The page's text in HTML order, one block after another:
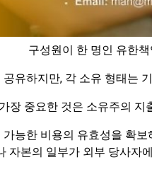
구성원이 한 명인 유한
유하지만, 각 소유 형태는
장 중요한 것은 소유주의
능한 비용의 유효성을 확
자본의 일부가 외부 당사자